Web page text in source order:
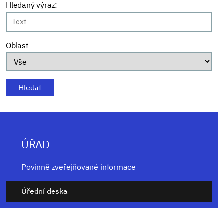
Hledaný výraz:
Oblast
ÚŘAD
Povinně zveřejňované informace
Úřední deska